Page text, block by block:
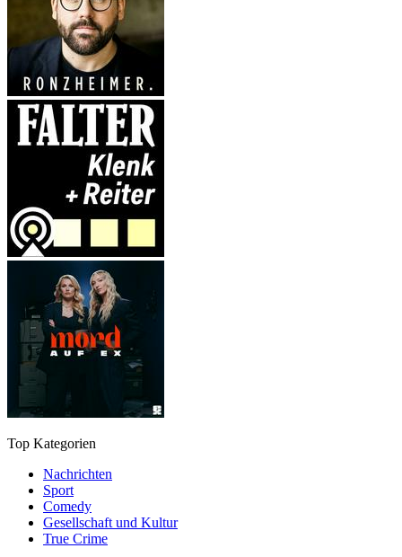
Top Kategorien
Nachrichten
Sport
Comedy
Gesellschaft und Kultur
True Crime